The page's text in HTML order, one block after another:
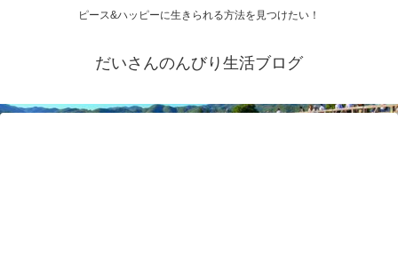
ピース&ハッピーに生きられる方法を見つけたい！
だいさんのんびり生活ブログ